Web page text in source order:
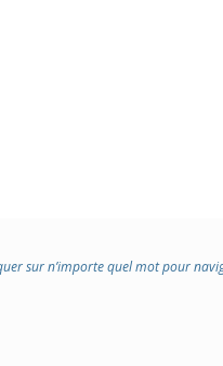
sur n’importe quel mot pour